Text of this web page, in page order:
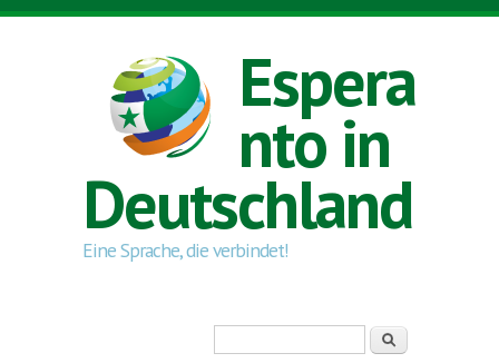
Direkt zum Inhalt
Espera
nto in
Deutschland
Eine Sprache, die verbindet!